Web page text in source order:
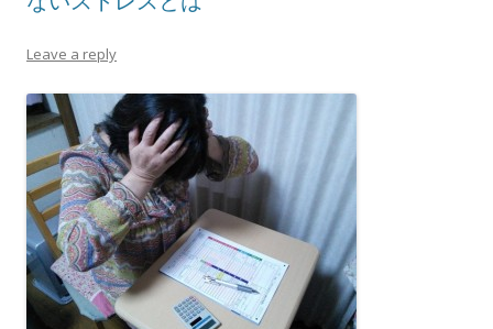
Leave a reply